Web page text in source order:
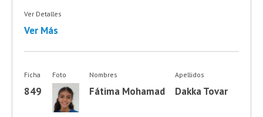
Ver Detalles
Ver Más
Ficha
849
Foto Nombres
Fátima Mohamad
Apellidos
Dakka Tovar